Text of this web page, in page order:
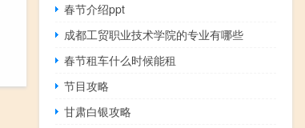
春节介绍ppt
成都工贸职业技术学院的专业有哪些
春节租车什么时候能租
节目攻略
甘肃白银攻略